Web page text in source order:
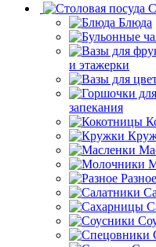
Блюда
и этажерки
запекания
Разное